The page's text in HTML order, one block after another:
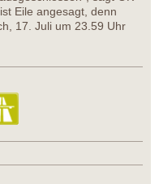
Eile angesagt, denn
17. Juli um 23.59 Uhr